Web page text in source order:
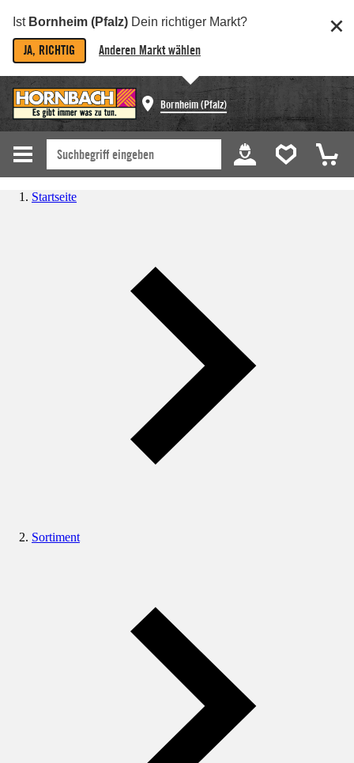
Ist Bornheim (Pfalz) Dein richtiger Markt?
JA, RICHTIG Anderen Markt wählen
Bornheim (Pfalz)
Startseite
Sortiment